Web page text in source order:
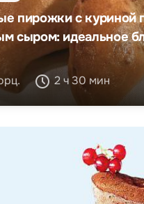
пирожки с куриной
сыром: идеальное
2 ч 30 мин